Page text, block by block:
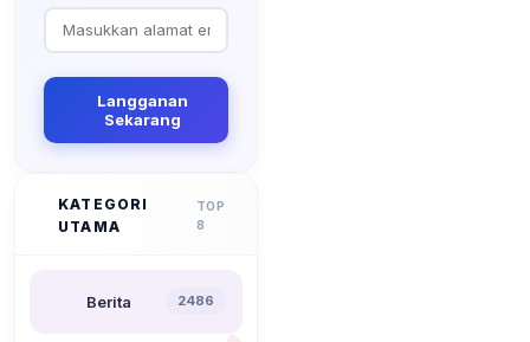
Langganan
Sekarang
KATEGORI
UTAMA
TOP
8
Berita 2486